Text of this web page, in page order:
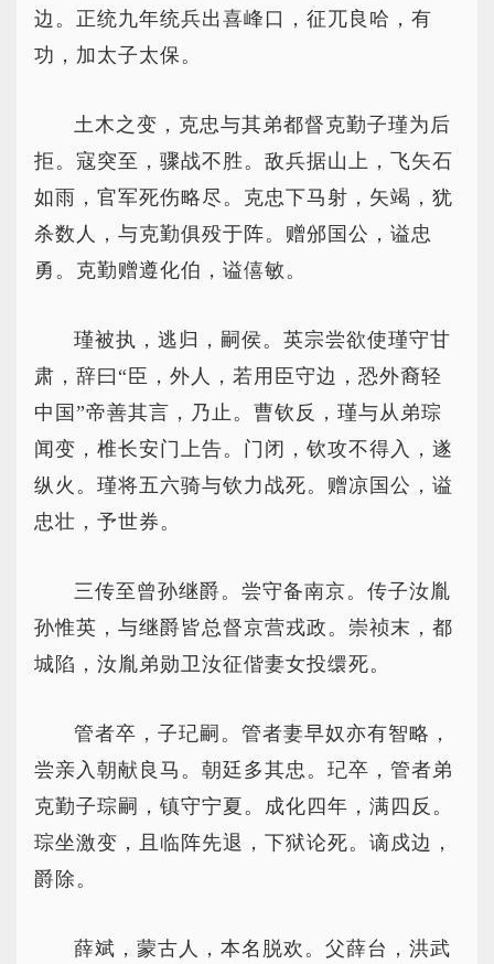
边。正统九年统兵出喜峰口，征兀良哈，有
功，加太子太保。
土木之变，克忠与其弟都督克勤子瑾为后
拒。寇突至，骤战不胜。敌兵据山上，飞矢石
如雨，官军死伤略尽。克忠下马射，矢竭，犹
杀数人，与克勤俱殁于阵。赠邠国公，谥忠
勇。克勤赠遵化伯，谥僖敏。
瑾被执，逃归，嗣侯。英宗尝欲使瑾守甘
肃，辞曰“臣，外人，若用臣守边，恐外裔轻
中国”帝善其言，乃止。曹钦反，瑾与从弟琮
闻变，椎长安门上告。门闭，钦攻不得入，遂
纵火。瑾将五六骑与钦力战死。赠凉国公，谥
忠壮，予世券。
三传至曾孙继爵。尝守备南京。传子汝胤
孙惟英，与继爵皆总督京营戎政。崇祯末，都
城陷，汝胤弟勋卫汝征偕妻女投缳死。
管者卒，子玘嗣。管者妻早奴亦有智略，
尝亲入朝献良马。朝廷多其忠。玘卒，管者弟
克勤子琮嗣，镇守宁夏。成化四年，满四反。
琮坐激变，且临阵先退，下狱论死。谪戍边，
爵除。
薛斌，蒙古人，本名脱欢。父薛台，洪武